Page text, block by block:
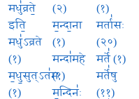
मधु॑व्रते॒
इति॒
मधु॑ऽव्रते
(१)
म॒धु॒सुत्ऽत॑मः
(१)
(२)
म॒न्दा॒ना
(१)
मन्दा॑महे
(१)
म॒न्दिनः॑
(१)
मर्ता॑सः
(२०)
मर्ते॑ (१)
मर्ते॑षु
(११)